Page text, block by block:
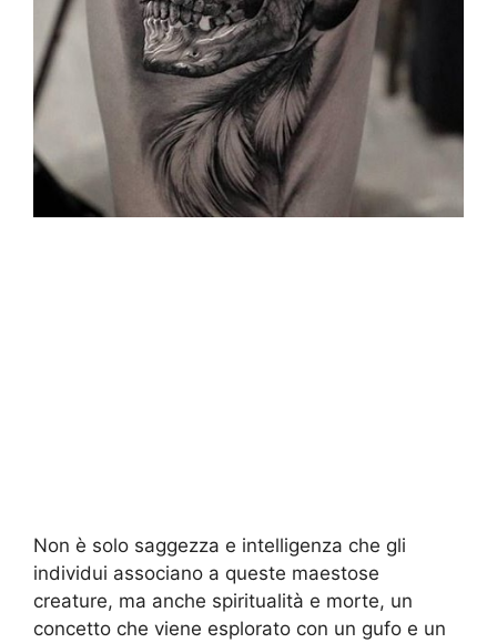
Non è solo saggezza e intelligenza che gli
individui associano a queste maestose
creature, ma anche spiritualità e morte, un
concetto che viene esplorato con un gufo e un